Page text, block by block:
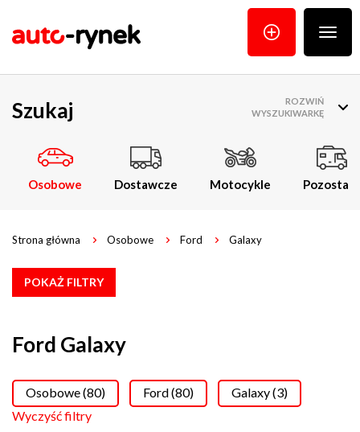
menu
Szukaj
Osobowe Dostawcze Motocykle Pozostałe
ROZWIŃ
WYSZUKIWARKĘ
Strona główna Osobowe Ford Galaxy
POKAŻ FILTRY
Ford Galaxy
Osobowe (80) Ford (80)
Galaxy (3)
Wyczyść filtry